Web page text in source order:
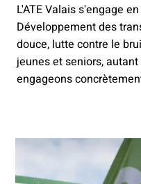
L'ATE Valais s'engage
Développement des
douce, lutte contre le
jeunes et seniors,
engageons